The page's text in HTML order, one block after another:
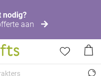
nodig?
aan